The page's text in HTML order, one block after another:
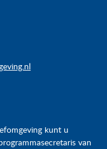
kunt u
van